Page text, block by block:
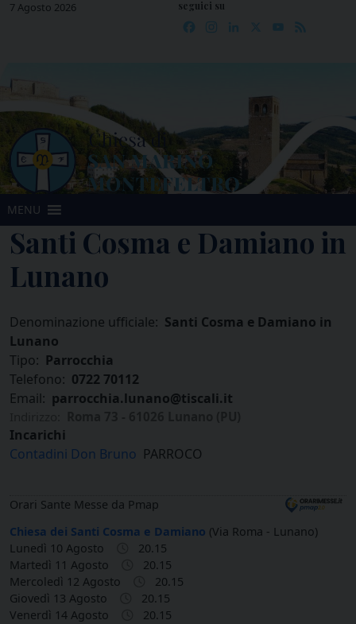
Skip7 Agosto 2026 seguici su
Facebook
Instagram
LinkedIn YouTube
MENU
Santi Cosma e Damiano in
Lunano
Denominazione ufficiale: Santi Cosma e Damiano in
Lunano
Tipo: Parrocchia
Telefono: 0722 70112
Email: parrocchia.lunano@tiscali.it
Incarichi
Contadini Don Bruno PARROCO
Orari Sante Messe da Pmap
Chiesa dei Santi Cosma e Damiano (Via Roma - Lunano)
Lunedì 10 Agosto
20.15
Martedì 11 Agosto
20.15
Mercoledì 12 Agosto
20.15
Giovedì 13 Agosto
20.15
Venerdì 14 Agosto
20.15